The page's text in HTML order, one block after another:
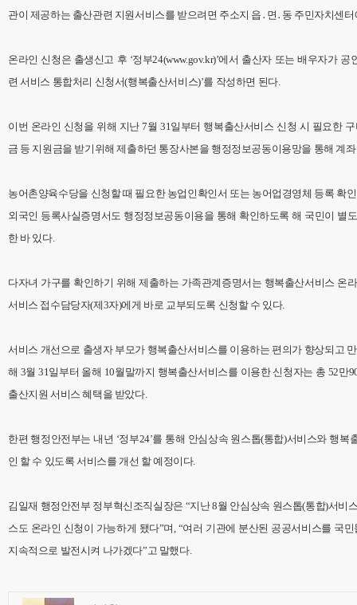
관이 제공하는 출산관련 지원서비스를 받으려면 주소지 읍․면․동 주민자치센
온라인 신청은 출생신고 후 ‘정부24(www.gov.kr)’에서 출산자 또는 배우자가 공
련 서비스 통합처리 신청서(행복출산서비스)’를 작성하면 된다.
이번 온라인 신청을 위해 지난 7월 31일부터 행복출산서비스 신청 시 필요한
금 등 지원금을 받기위해 제출하던 통장사본을 행정정보공동이용망을 통해 계
농어촌양육수당을 신청할 때 필요한 농업인확인서 또는 농어업경영체 등록 확
외국인 등록사실증명서도 행정정보공동이용을 통해 확인하도록 해 국민이 별
한 바 있다.
다자녀 가구를 확인하기 위해 제출하는 가족관계증명서는 행복출산서비스 온
서비스 접수담당자(제3자)에게 바로 교부되도록 신청할 수 있다.
서비스 개선으로 출생자 부모가 행복출산서비스를 이용하는 편의가 향상되고
해 3월 31일부터 올해 10월말까지 행복출산서비스를 이용한 신청자는 총 52만
출산지원 서비스 혜택을 받았다.
한편 행정안전부는 내년 ‘정부24’를 통해 안심상속 원스톱(통합)서비스와 행
인 할 수 있도록 서비스를 개선 할 예정이다.
김일재 행정안전부 정부혁신조직실장은 “지난 8월 안심상속 원스톱(통합)서비
스도 온라인 신청이 가능하게 됐다”며, “여러 기관에 분산된 공공서비스를 국
지속적으로 발전시켜 나가겠다”고 말했다.